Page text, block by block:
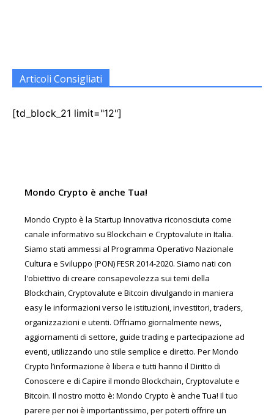
Articoli Consigliati
[td_block_21 limit="12"]
Mondo Crypto è anche Tua!
Mondo Crypto è la Startup Innovativa riconosciuta come
canale informativo su Blockchain e Cryptovalute in Italia.
Siamo stati ammessi al Programma Operativo Nazionale
Cultura e Sviluppo (PON) FESR 2014-2020. Siamo nati con
l'obiettivo di creare consapevolezza sui temi della
Blockchain, Cryptovalute e Bitcoin divulgando in maniera
easy le informazioni verso le istituzioni, investitori, traders,
organizzazioni e utenti. Offriamo giornalmente news,
aggiornamenti di settore, guide trading e partecipazione ad
eventi, utilizzando uno stile semplice e diretto. Per Mondo
Crypto l’informazione è libera e tutti hanno il Diritto di
Conoscere e di Capire il mondo Blockchain, Cryptovalute e
Bitcoin. Il nostro motto è: Mondo Crypto è anche Tua! Il tuo
parere per noi è importantissimo, per poterti offrire un